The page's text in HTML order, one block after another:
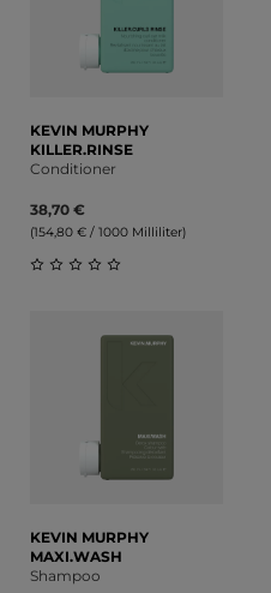
KEVIN MURPHY
KILLER.RINSE
Conditioner
38,70 €
(154,80 € / 1000 Milliliter)
KEVIN MURPHY
MAXI.WASH
Shampoo